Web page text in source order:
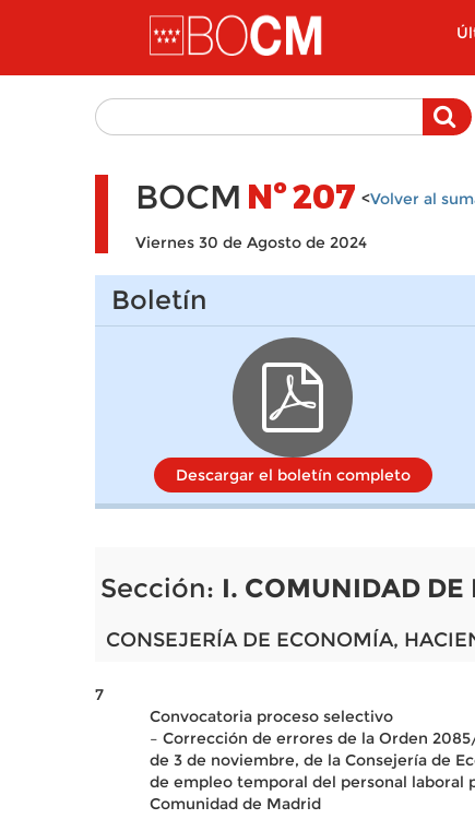
Pasar al contenido principal
BOCM Nº207 <Volver al
Viernes 30 de Agosto de 2024
Boletín
Descargar el boletín completo
Sección: I. COMUNIDAD DE
CONSEJERÍA DE ECONOMÍA,
7
Convocatoria proceso selectivo
– Corrección de errores de la Orden
de 3 de noviembre, de la Consejería de
de empleo temporal del personal laboral
Comunidad de Madrid